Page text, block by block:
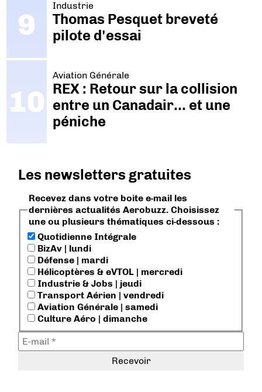
Industrie
Thomas Pesquet breveté
pilote d'essai
Aviation Générale
REX : Retour sur la collision
entre un Canadair… et une
péniche
Les newsletters gratuites
Recevez dans votre boite e-mail les
dernières actualités Aerobuzz. Choisissez
une ou plusieurs thématiques ci-dessous :
Quotidienne Intégrale
BizAv | lundi
Défense | mardi
Hélicoptères & eVTOL | mercredi
Industrie & Jobs | jeudi
Transport Aérien | vendredi
Aviation Générale | samedi
Culture Aéro | dimanche